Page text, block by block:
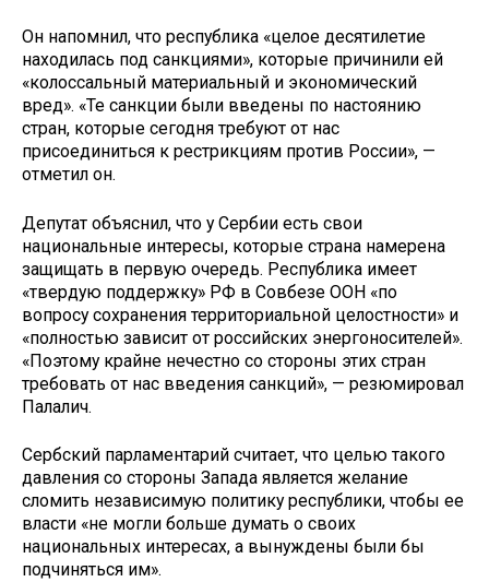
Он напомнил, что республика «целое десятилетие
находилась под санкциями», которые причинили ей
«колоссальный материальный и экономический
вред». «Те санкции были введены по настоянию
стран, которые сегодня требуют от нас
присоединиться к рестрикциям против России», —
отметил он.
Депутат объяснил, что у Сербии есть свои
национальные интересы, которые страна намерена
защищать в первую очередь. Республика имеет
«твердую поддержку» РФ в Совбезе ООН «по
вопросу сохранения территориальной целостности» и
«полностью зависит от российских энергоносителей».
«Поэтому крайне нечестно со стороны этих стран
требовать от нас введения санкций», — резюмировал
Палалич.
Сербский парламентарий считает, что целью такого
давления со стороны Запада является желание
сломить независимую политику республики, чтобы ее
власти «не могли больше думать о своих
национальных интересах, а вынуждены были бы
подчиняться им».